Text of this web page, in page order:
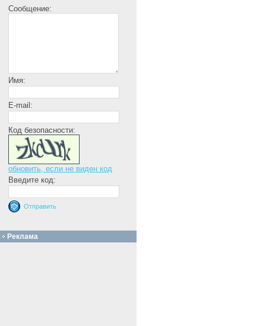
Сообщение:
Имя:
E-mail:
Код безопасности:
обновить, если не виден код
Введите код:
Реклама